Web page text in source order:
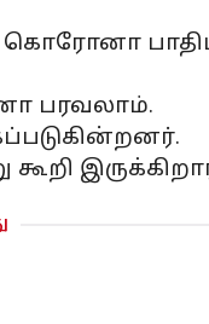
கொரோனா
பரவலாம்.